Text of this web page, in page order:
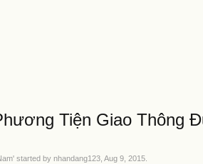
Tiện Giao Thông
' started bynhandang123 ,Aug 9, 2015